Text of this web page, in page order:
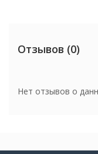
Цвет
Отзывов (0)
Нет отзывов о